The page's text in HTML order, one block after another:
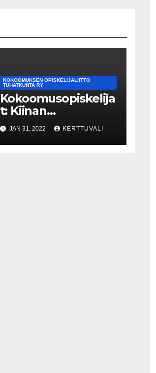
KOKOOMUKSEN OPISKELIJALIITTO
TUHATKUNTA RY
Kokoomusopiskelija
t: Kiinan
olympialaisia
boikotoitava
JAN 31, 2022 KERTTUVALI